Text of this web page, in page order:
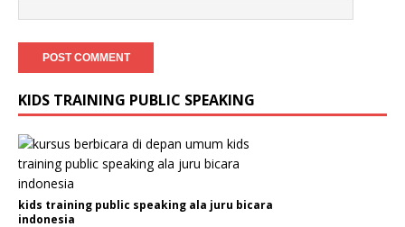
KIDS TRAINING PUBLIC SPEAKING
kids training public speaking ala juru bicara
indonesia